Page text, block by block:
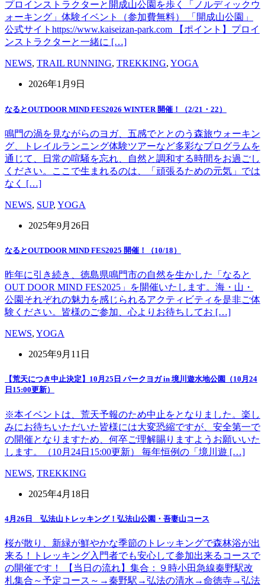
プロインストラクターと開成山公園を歩く「ノルディックウ
ォーキング」体験イベント（参加費無料） 「開成山公園」
公式サイトhttps://www.kaiseizan-park.com 【ポイント】プロイ
ンストラクターと一緒に […]
NEWS, TRAIL RUNNING, TREKKING, YOGA
2026年1月9日
なるとOUTDOOR MIND FES2026 WINTER 開催！（2/21・22）
鳴門の渦を見ながらのヨガ、五感でととのう森旅ウォーキン
グ、トレイルランニング体験ツアーなど多彩なプログラムを
通じて、日常の喧騒を忘れ、自然と調和する時間をお過ごし
ください。ここで生まれるのは、「頑張るための元気」では
なく […]
NEWS, SUP, YOGA
2025年9月26日
なるとOUTDOOR MIND FES2025 開催！（10/18）
昨年に引き続き、徳島県鳴門市の自然を生かした「なると
OUT DOOR MIND FES2025」を開催いたします。海・山・
公園それぞれの魅力を感じられるアクティビティを是非ご体
験ください。皆様のご参加、心よりお待ちしてお […]
NEWS, YOGA
2025年9月11日
【荒天につき中止決定】10月25日 パークヨガ in 境川遊水地公園（10月24
日15:00更新）
※本イベントは、荒天予報のため中止をとなりました。楽し
みにお待ちいただいた皆様には大変恐縮ですが、安全第一で
の開催となりますため、何卒ご理解賜りますようお願いいた
します。（10月24日15:00更新） 毎年恒例の「境川遊 […]
NEWS, TREKKING
2025年4月18日
4月26日 弘法山トレッキング！弘法山公園・吾妻山コース
桜が散り、新緑が鮮やかな季節のトレッキングで森林浴が出
来る！トレッキング入門者でも安心して参加出来るコースで
の開催です！ 【当日の流れ】集合：９時小田急線秦野駅改
札集合～予定コース～→秦野駅→弘法の清水→命徳寺→弘法